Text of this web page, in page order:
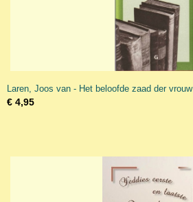
Laren, Joos van - Het beloofde zaad der vrouw
€ 4,95